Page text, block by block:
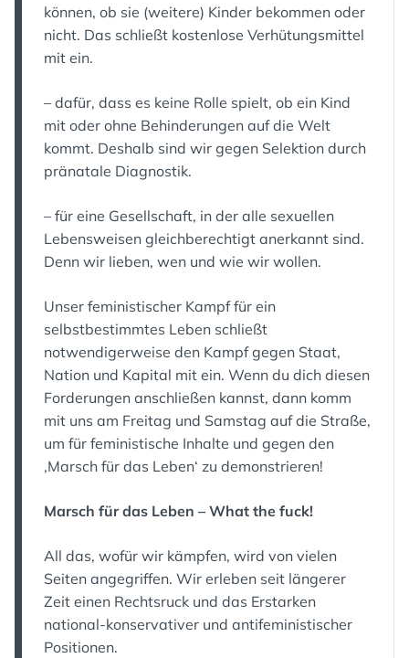
können, ob sie (weitere) Kinder bekommen oder
nicht. Das schließt kostenlose Verhütungsmittel
mit ein.
– dafür, dass es keine Rolle spielt, ob ein Kind
mit oder ohne Behinderungen auf die Welt
kommt. Deshalb sind wir gegen Selektion durch
pränatale Diagnostik.
– für eine Gesellschaft, in der alle sexuellen
Lebensweisen gleichberechtigt anerkannt sind.
Denn wir lieben, wen und wie wir wollen.
Unser feministischer Kampf für ein
selbstbestimmtes Leben schließt
notwendigerweise den Kampf gegen Staat,
Nation und Kapital mit ein. Wenn du dich diesen
Forderungen anschließen kannst, dann komm
mit uns am Freitag und Samstag auf die Straße,
um für feministische Inhalte und gegen den
‚Marsch für das Leben‘ zu demonstrieren!
Marsch für das Leben – What the fuck!
All das, wofür wir kämpfen, wird von vielen
Seiten angegriffen. Wir erleben seit längerer
Zeit einen Rechtsruck und das Erstarken
national-konservativer und antifeministischer
Positionen.